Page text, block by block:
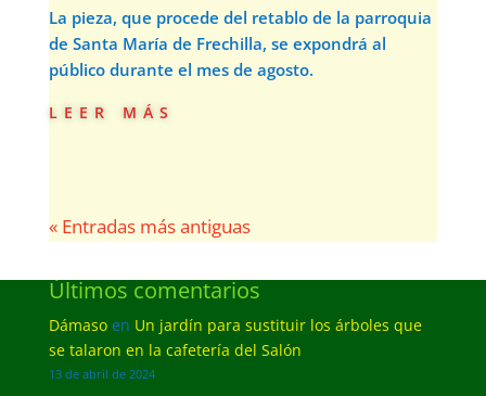
La pieza, que procede del retablo de la parroquia
de Santa María de Frechilla, se expondrá al
público durante el mes de agosto.
leer más
« Entradas más antiguas
Últimos comentarios
Dámasoen Un jardín para sustituir los árboles que
se talaron en la cafetería del Salón
13 de abril de 2024